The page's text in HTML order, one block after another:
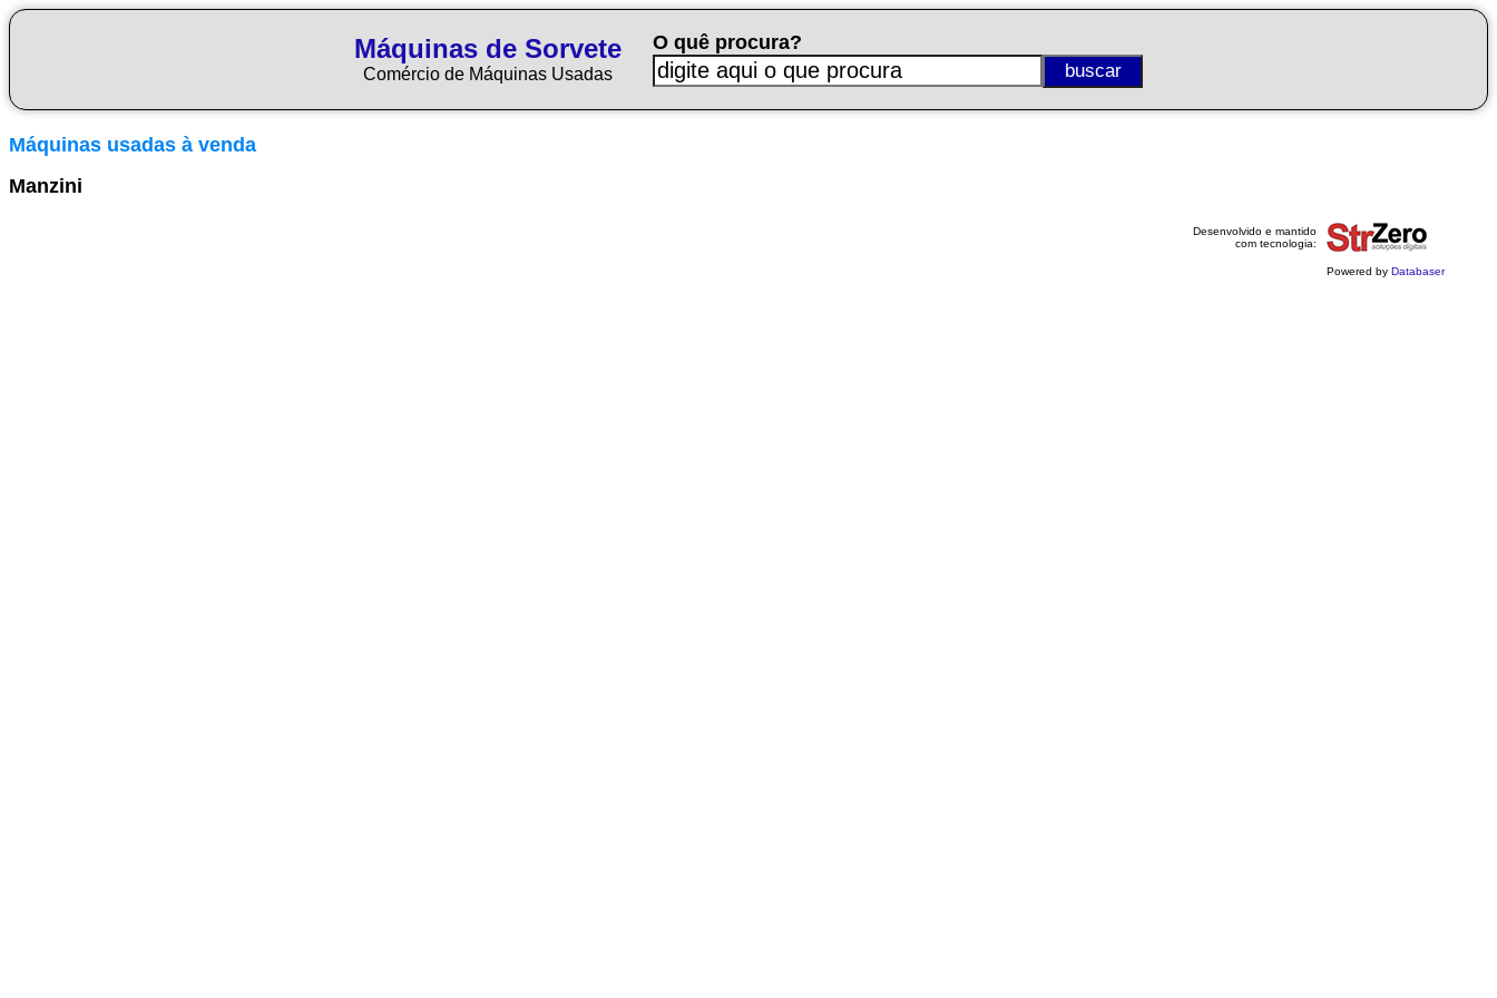
Máquinas de Sorvete
Comércio de Máquinas Usadas
O quê procura?
Máquinas usadas à venda
Manzini
Desenvolvido e mantido
com tecnologia:
Powered by Databaser